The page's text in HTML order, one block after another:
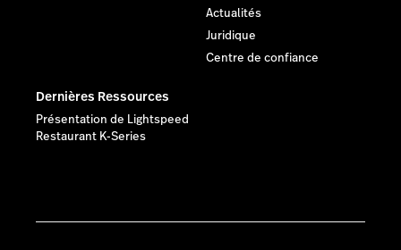
Actualités
Juridique
Centre de confiance
Dernières Ressources
Présentation de Lightspeed
Restaurant K-Series